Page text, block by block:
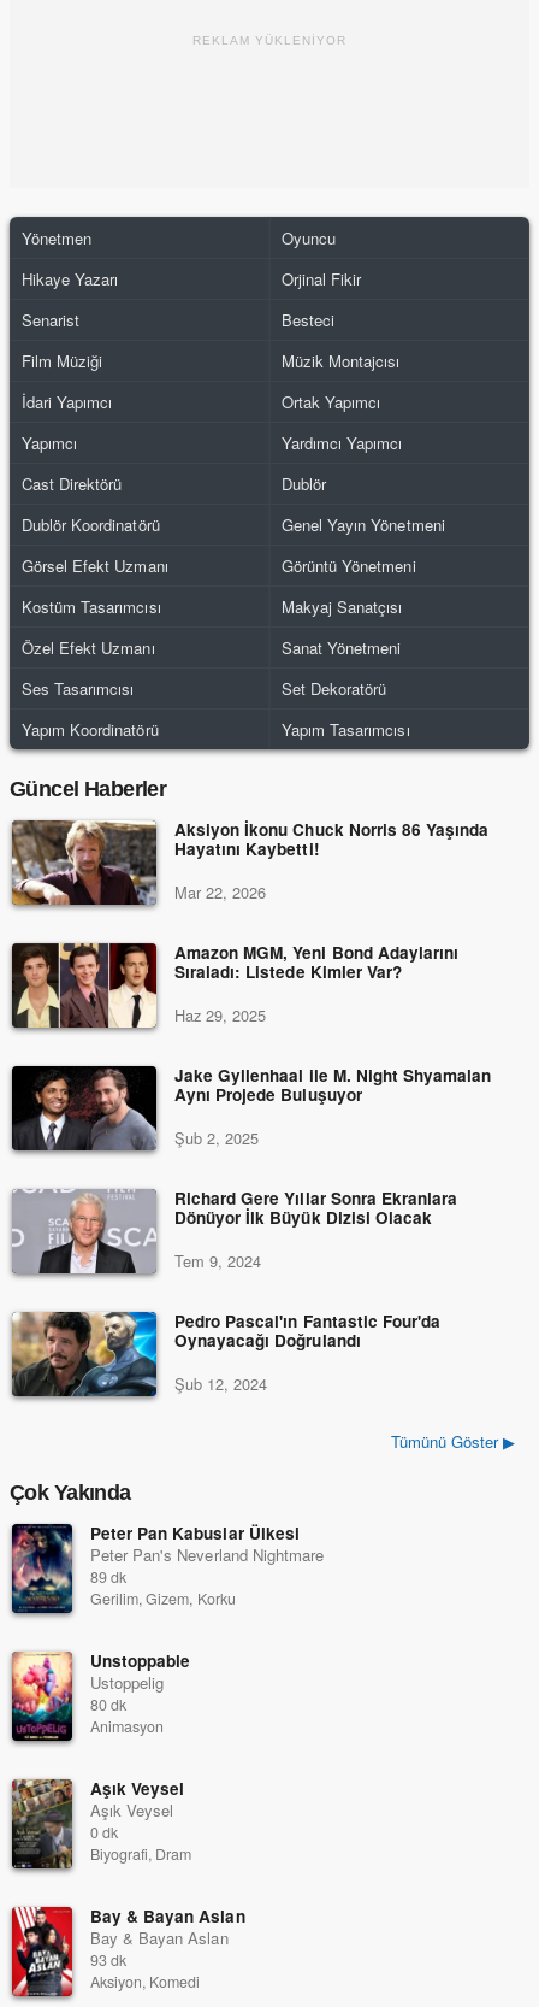
REKLAM YÜKLENİYOR
Yönetmen
Oyuncu
Hikaye Yazarı
Orjinal Fikir
Senarist
Besteci
Film Müziği
Müzik Montajcısı
İdari Yapımcı
Ortak Yapımcı
Yapımcı
Yardımcı Yapımcı
Cast Direktörü
Dublör
Dublör Koordinatörü
Genel Yayın Yönetmeni
Görsel Efekt Uzmanı
Görüntü Yönetmeni
Kostüm Tasarımcısı
Makyaj Sanatçısı
Özel Efekt Uzmanı
Sanat Yönetmeni
Ses Tasarımcısı
Set Dekoratörü
Yapım Koordinatörü
Yapım Tasarımcısı
Güncel Haberler
Aksiyon İkonu Chuck Norris 86 Yaşında
Hayatını Kaybetti!
Mar 22, 2026
Amazon MGM, Yeni Bond Adaylarını
Sıraladı: Listede Kimler Var?
Haz 29, 2025
Jake Gyllenhaal ile M. Night Shyamalan
Aynı Projede Buluşuyor
Şub 2, 2025
Richard Gere Yıllar Sonra Ekranlara
Dönüyor İlk Büyük Dizisi Olacak
Tem 9, 2024
Pedro Pascal'ın Fantastic Four'da
Oynayacağı Doğrulandı
Şub 12, 2024
Tümünü Göster ▶
Çok Yakında
Peter Pan Kabuslar Ülkesi
Peter Pan's Neverland Nightmare
89 dk
Gerilim, Gizem, Korku
Unstoppable
Ustoppelig
80 dk
Animasyon
Aşık Veysel
Aşık Veysel
0 dk
Biyografi, Dram
Bay & Bayan Aslan
Bay & Bayan Aslan
93 dk
Aksiyon, Komedi